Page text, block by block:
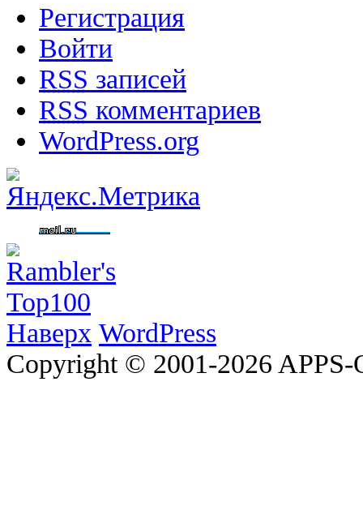
Регистрация
Войти
RSS записей
RSS комментариев
WordPress.org
Наверх WordPress
Copyright © 2001-2026